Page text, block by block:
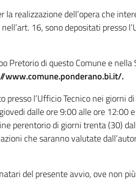
realizzazione dell’opera che
16, sono depositati presso
Pretorio di questo Comune e nella
www.comune.ponderano.bi.it/.
l’Ufficio Tecnico nei giorni
dalle ore 9:00 alle ore 12:00
perentorio di giorni trenta (30)
che saranno valutate
del presente avvio, ove non